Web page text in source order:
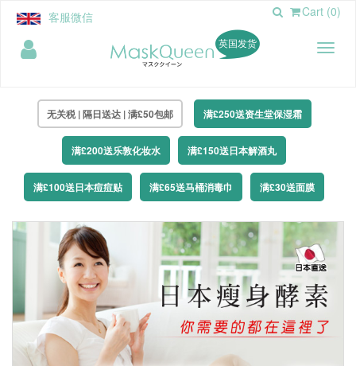
客服微信 Cart (0)
英国发货
无关税 | 隔日送达 | 满£50包邮 满£250送资生堂保湿霜
满£200送乐敦化妆水 满£150送日本解酒丸
满£100送日本痘痘贴 满£65送马桶消毒巾 满£30送面膜